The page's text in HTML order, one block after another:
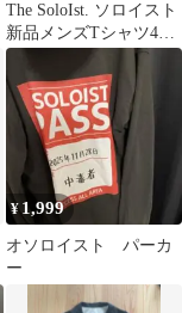
The SoloIst. ソロイスト
新品メンズTシャツ46
サンプル
¥ 1,999
オソロイスト パーカ
ー